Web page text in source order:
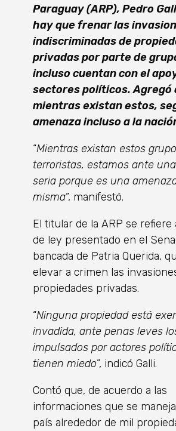
Paraguay (ARP), Pedro
hay que frenar las
indiscriminadas de
privadas por parte de
incluso cuentan con el
sectores políticos. Agregó
mientras existan estos,
amenaza incluso a la
“Mientras existan estos
terroristas, estamos ante
seria porque es una
misma”, manifestó.
El titular de la ARP se refiere
de ley presentado en el
bancada de Patria Querida,
elevar a crimen las
propiedades privadas.
“Ninguna propiedad está
invadida, ante penas leves
impulsados por actores
tienen miedo”, indicó Galli.
Contó que, de acuerdo a las
informaciones que se
país alrededor de mil